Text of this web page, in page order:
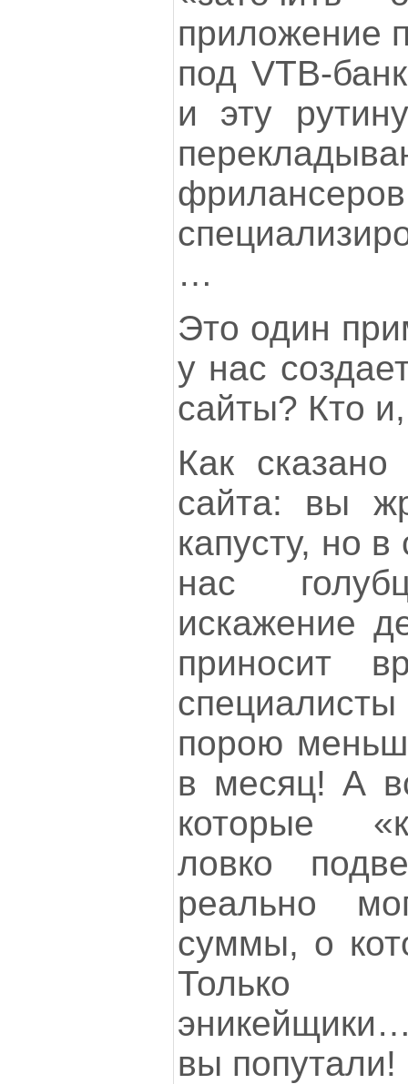
приложение
под VTB-
и эту
…
Это один
у нас
сайты? Кто
Как
сайта: вы
капусту, но
нас
искажение
приносит
порою
в месяц! А
которые
ловко
реально
суммы, о
Только
вы попутали!